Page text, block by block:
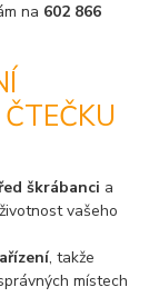
na 602 866
škrábanci a
vašeho
, takže
místech